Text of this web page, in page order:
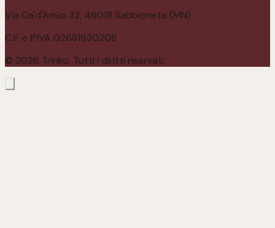
Via Ca'd'Amici 32, 46018 Sabbioneta (MN)
C.F. e P.IVA 02681930208
© 2026 Trinko. Tutti i diritti riservati.